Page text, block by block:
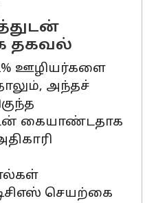
தகவல்
ஊழியர்களை
அந்தச்
கையாண்டதாக
செயற்கை